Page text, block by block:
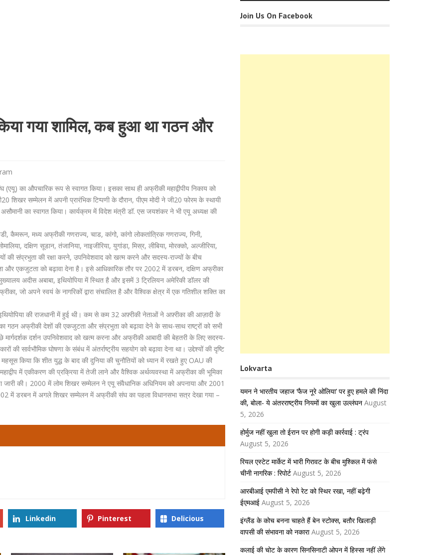
गया शामिल, कब हुआ था गठन और
ram
का औपचारिक रूप से स्वागत किया। इसका साथ ही अफ्रीकी महाद्वीपीय निकाय को
शिखर सम्मेलन में अपनी प्रारंभिक टिप्पणी के दौरान, पीएम मोदी ने जी20 फोरम के स्थायी
का स्वागत किया। कार्यक्रम में विदेश मंत्री डॉ. एस जयशंकर ने भी एयू अध्यक्ष की
कैमरून, मध्य अफ्रीकी गणराज्य, चाड, कांगो, कांगो लोकतांत्रिक गणराज्य, गिनी,
दक्षिण सूडान, तंजानिया, नाइजीरिया, युगांडा, मिस्र, लीबिया, मोरक्को, अल्जीरिया,
की संप्रभुता की रक्षा करने, उपनिवेशवाद को खत्म करने और सदस्य-राज्यों के बीच
और एकजुटता को बढ़ावा देना है। इसे आधिकारिक तौर पर 2002 में डरबन, दक्षिण अफ्रीका
अदीस अबाबा, इथियोपिया में स्थित है और इसमें 3 ट्रिलियन अमेरिकी डॉलर की
जो अपने स्वयं के नागरिकों द्वारा संचालित है और वैश्विक क्षेत्र में एक गतिशील शक्ति का
की राजधानी में हुई थी। कम से कम 32 अफ़्रीकी नेताओं ने अफ़्रीका की आज़ादी के
गठन अफ्रीकी देशों की एकजुटता और संप्रभुता को बढ़ावा देने के साथ-साथ राष्ट्रों को सभी
दर्शन उपनिवेशवाद को खत्म करना और अफ्रीकी आबादी की बेहतरी के लिए सदस्य-
की सार्वभौमिक घोषणा के संबंध में अंतर्राष्ट्रीय सहयोग को बढ़ावा देना था। उद्देश्यों की दृष्टि
किया कि शीत युद्ध के बाद की दुनिया की चुनौतियों को ध्यान में रखते हुए OAU की
में एकीकरण की प्रक्रिया में तेजी लाने और वैश्विक अर्थव्यवस्था में अफ्रीका की भूमिका
जारी की। 2000 में लोम शिखर सम्मेलन ने एयू संवैधानिक अधिनियम को अपनाया और 2001
में डरबन में अगले शिखर सम्मेलन में अफ्रीकी संघ का पहला विधानसभा सत्र देखा गया –
Linkedin Pinterest Delicious
Join Us On Facebook
Lokvarta
यमन ने भारतीय जहाज ‘फैज नूरे ओलिया’ पर हुए हमले की निंदा
की, बोला- ये अंतरराष्ट्रीय नियमों का खुला उल्लंघन August
5, 2026
होर्मुज नहीं खुला तो ईरान पर होगी कड़ी कार्रवाई : ट्रंप
August 5, 2026
रियल एस्टेट मार्केट में भारी गिरावट के बीच मुश्किल में फंसे
चीनी नागरिक : रिपोर्ट August 5, 2026
आरबीआई एमपीसी ने रेपो रेट को स्थिर रखा, नहीं बढ़ेगी
ईएमआई August 5, 2026
इंग्लैंड के कोच बनना चाहते हैं बेन स्टोक्स, बतौर खिलाड़ी
वापसी की संभावना को नकारा August 5, 2026
कलाई की चोट के कारण सिनसिनाटी ओपन में हिस्सा नहीं लेंगे